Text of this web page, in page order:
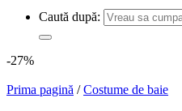
Caută după:
-27%
Prima pagină / Costume de baie